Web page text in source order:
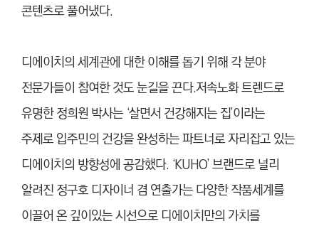
콘텐츠로 풀어냈다.
디에이치의 세계관에 대한 이해를 돕기 위해 각 분야
전문가들이 참여한 것도 눈길을 끈다.저속노화 트렌드로
유명한 정희원 박사는 ‘살면서 건강해지는 집’이라는
주제로 입주민의 건강을 완성하는 파트너로 자리잡고 있는
디에이치의 방향성에 공감했다. ‘KUHO’ 브랜드로 널리
알려진 정구호 디자이너 겸 연출가는 다양한 작품세계를
이끌어 온 깊이있는 시선으로 디에이치만의 가치를